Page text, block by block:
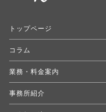
トップページ
コラム
業務・料金案内
事務所紹介